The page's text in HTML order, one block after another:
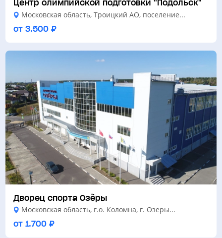
Центр олимпийской подготовки "Подольск"
Московская область, Троицкий АО, поселение...
от 3.500 ₽
Дворец спорта Озёры
Московская область, г.о. Коломна, г. Озеры...
от 1.700 ₽